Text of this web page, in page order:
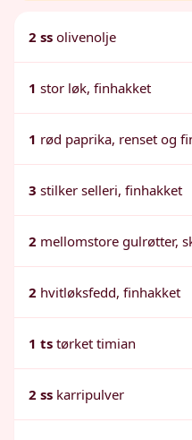
2 ss olivenolje
1 stor løk, finhakket
1 rød paprika, renset og
3 stilker selleri, finhakket
2 mellomstore gulrøtter,
2 hvitløksfedd, finhakket
1 ts tørket timian
2 ss karripulver